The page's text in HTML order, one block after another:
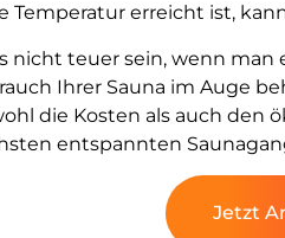
Temperatur erreicht ist,
nicht teuer sein, wenn
Ihrer Sauna im Auge
die Kosten als auch den
entspannten
Jetzt